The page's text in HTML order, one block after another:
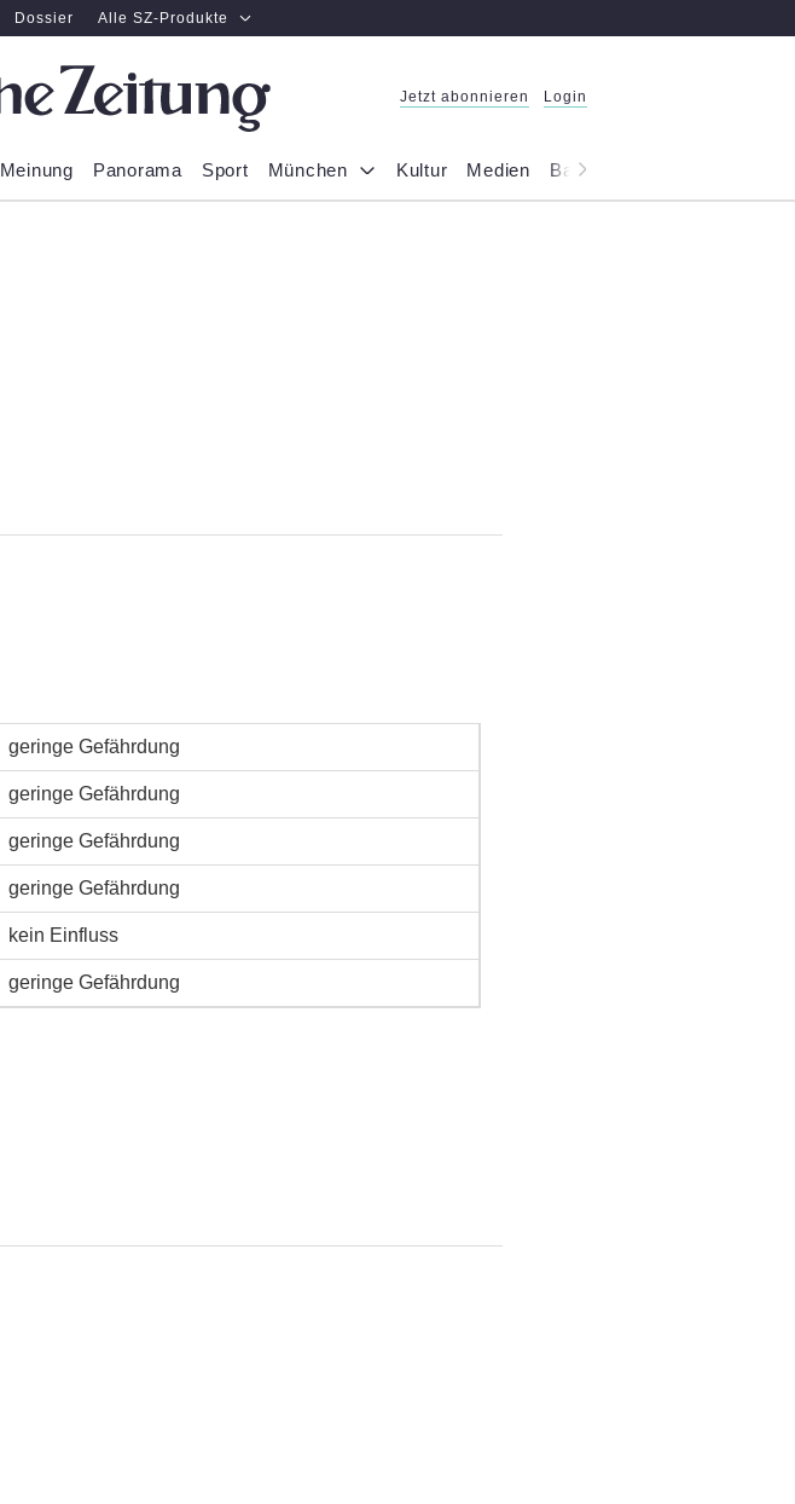
Dossier Alle SZ-Produkte
Jetzt abonnieren Login
Meinung Panorama Sport München Kultur Medien Bayern
geringe Gefährdung
geringe Gefährdung
geringe Gefährdung
geringe Gefährdung
kein Einfluss
geringe Gefährdung